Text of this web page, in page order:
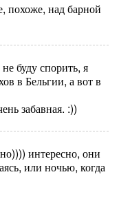
похоже, над барной
буду спорить, я
в Бельгии, а вот в
забавная. :))
интересно, они
или ночью, когда